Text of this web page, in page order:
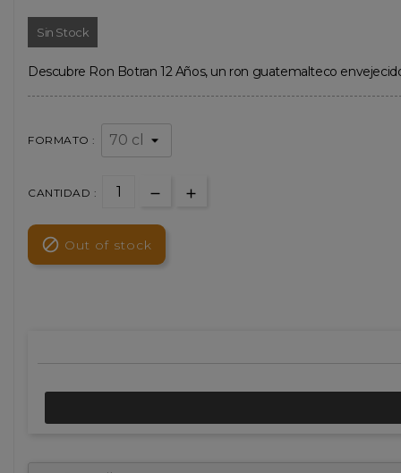
Sin Stock
Descubre Ron Botran 12 Años, un ron guatemalteco
FORMATO :
CANTIDAD :
 Out of stock